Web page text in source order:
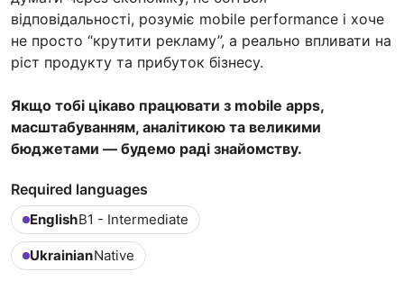
відповідальності, розуміє mobile performance і хоче
не просто “крутити рекламу”, а реально впливати на
ріст продукту та прибуток бізнесу.
Якщо тобі цікаво працювати з mobile apps,
масштабуванням, аналітикою та великими
бюджетами — будемо раді знайомству.
Required languages
EnglishB1 - Intermediate
UkrainianNative